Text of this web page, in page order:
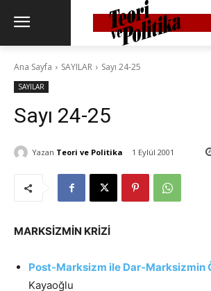
Ana Sayfa SAYILAR Sayı 24-25
SAYILAR
Sayı 24-25
Yazan Teori ve Politika 1 Eylül 2001
MARKSİZMİN KRİZİ
Post-Marksizm ile Dar-Marksizmin
Kayaoğlu